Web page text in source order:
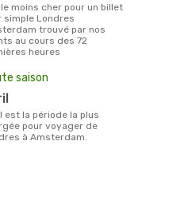
simple Londres
trouvé par nos
au cours des 72
heures
saison
pour voyager de
à Amsterdam.